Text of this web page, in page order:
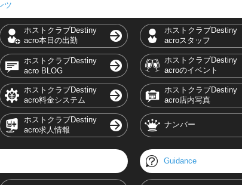
ツ
ホストクラブDestiny
acro本日の出勤
ホストクラブDestiny
acroスタッフ
ホストクラブDestiny
acro BLOG
ホストクラブDestiny
acroのイベント
ホストクラブDestiny
acro料金システム
ホストクラブDestiny
acro店内写真
ホストクラブDestiny
acro求人情報
ナンバー
Guidance